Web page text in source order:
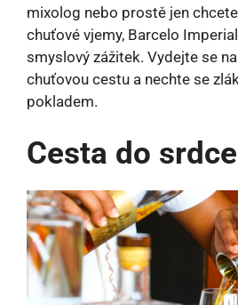
mixolog nebo prostě jen
chuťové vjemy, Barcelo
smyslový zážitek. Vydejte se
chuťovou cestu a nechte se
pokladem.
Cesta do